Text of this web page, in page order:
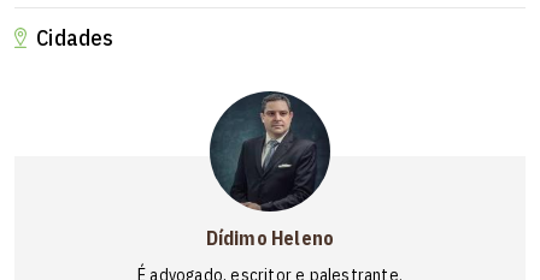
Cidades
Dídimo Heleno
É advogado, escritor e palestrante.